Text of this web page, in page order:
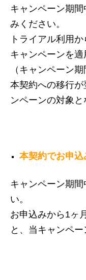
キャンペーン期
みください。
トライアル利用
キャンペーンを適
（キャンペーン
本契約への移行
ンペーンの対象と
本契約でお申込
キャンペーン期
い。
お申込みから1ヶ
と、当キャンペー